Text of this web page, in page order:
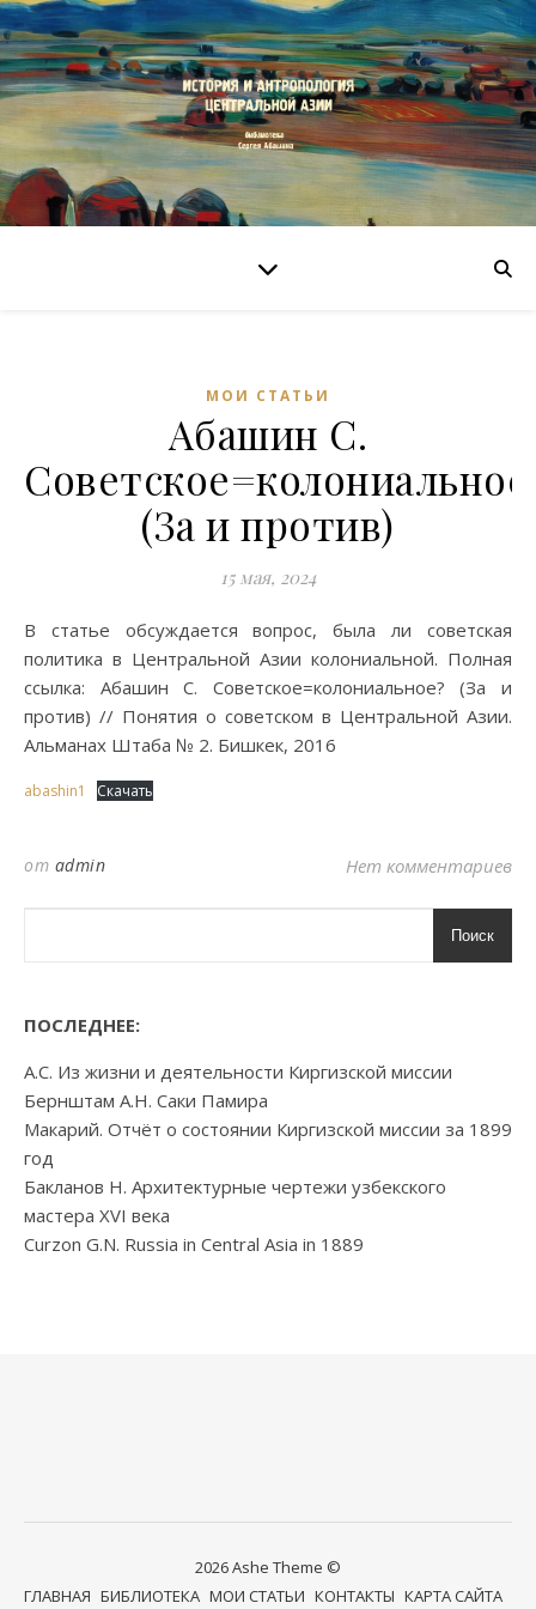
МОИ СТАТЬИ
Абашин С.
(За и против)
15 мая, 2024
В статье обсуждается вопрос, была ли советская
политика в Центральной Азии колониальной. Полная
ссылка: Абашин С. Советское=колониальное? (За и
против) // Понятия о советском в Центральной Азии.
Альманах Штаба № 2. Бишкек, 2016
abashin1 Скачать
от admin Нет комментариев
Поиск
ПОСЛЕДНЕЕ:
А.С. Из жизни и деятельности Киргизской миссии
Бернштам А.Н. Саки Памира
Макарий. Отчёт о состоянии Киргизской миссии за 1899
год
Бакланов Н. Архитектурные чертежи узбекского
мастера XVI века
Curzon G.N. Russia in Central Asia in 1889
2026 Ashe Theme ©
ГЛАВНАЯ БИБЛИОТЕКА МОИ СТАТЬИ КОНТАКТЫ КАРТА САЙТА